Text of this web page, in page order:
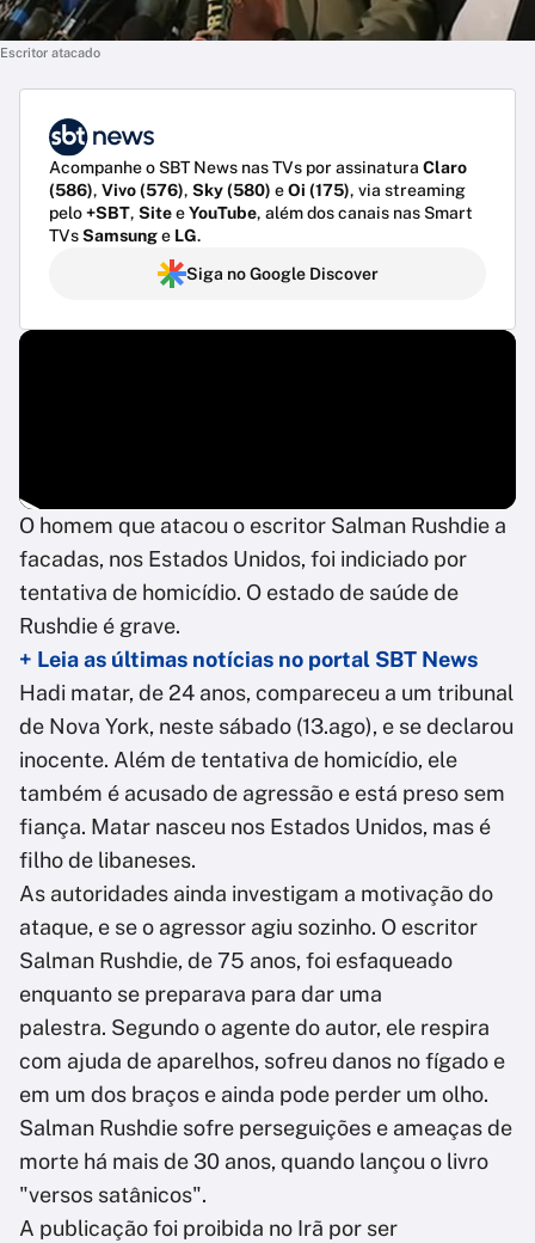
Escritor atacado
Acompanhe o SBT News nas TVs por assinatura Claro
(586), Vivo (576), Sky (580) eOi (175), via streaming
pelo+SBT, SiteeYouTube, além dos canais nas Smart
TVsSamsunge LG.
Siga no Google Discover
O homem que atacou o escritor Salman Rushdie a
facadas, nos Estados Unidos, foi indiciado por
tentativa de homicídio. O estado de saúde de
Rushdie é grave.
+ Leia as últimas notícias no portal SBT News
Hadi matar, de 24 anos, compareceu a um tribunal
de Nova York, neste sábado (13.ago), e se declarou
inocente. Além de tentativa de homicídio, ele
também é acusado de agressão e está preso sem
fiança. Matar nasceu nos Estados Unidos, mas é
filho de libaneses.
As autoridades ainda investigam a motivação do
ataque, e se o agressor agiu sozinho. O escritor
Salman Rushdie, de 75 anos, foi esfaqueado
enquanto se preparava para dar uma
palestra. Segundo o agente do autor, ele respira
com ajuda de aparelhos, sofreu danos no fígado e
em um dos braços e ainda pode perder um olho.
Salman Rushdie sofre perseguições e ameaças de
morte há mais de 30 anos, quando lançou o livro
"versos satânicos".
A publicação foi proibida no Irã por ser